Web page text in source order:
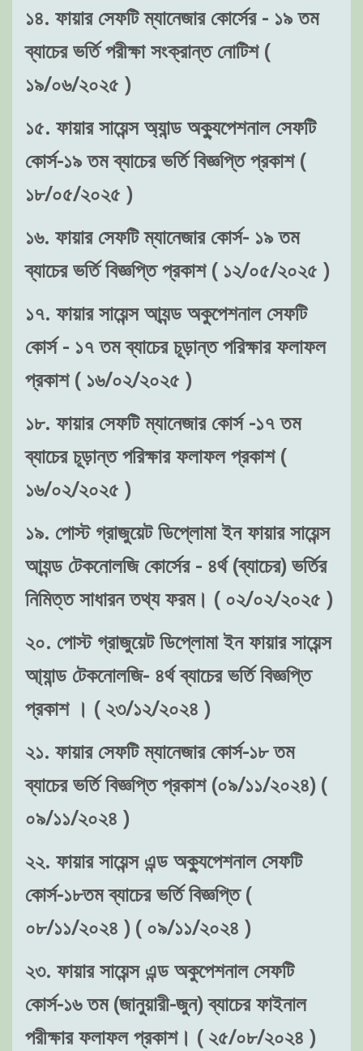
১৪. ফায়ার সেফটি ম্যানেজার কোর্সের - ১৯ তম
ব্যাচের ভর্তি পরীক্ষা সংক্রান্ত নোটিশ (
১৯/০৬/২০২৫ )
১৫. ফায়ার সায়েন্স অ্যান্ড অক্যুপেশনাল সেফটি
কোর্স-১৯ তম ব্যাচের ভর্তি বিজ্ঞপ্তি প্রকাশ (
১৮/০৫/২০২৫ )
১৬. ফায়ার সেফটি ম্যানেজার কোর্স- ১৯ তম
ব্যাচের ভর্তি বিজ্ঞপ্তি প্রকাশ ( ১২/০৫/২০২৫ )
১৭. ফায়ার সায়েন্স আ্যন্ড অকুপেশনাল সেফটি
কোর্স - ১৭ তম ব্যাচের চূড়ান্ত পরিক্ষার ফলাফল
প্রকাশ ( ১৬/০২/২০২৫ )
১৮. ফায়ার সেফটি ম্যানেজার কোর্স -১৭ তম
ব্যাচের চূড়ান্ত পরিক্ষার ফলাফল প্রকাশ (
১৬/০২/২০২৫ )
১৯. পোস্ট গ্রাজুয়েট ডিপ্লোমা ইন ফায়ার সায়েন্স
আ্যন্ড টেকনোলজি কোর্সের - ৪র্থ (ব্যাচের) ভর্তির
নিমিত্ত সাধারন তথ্য ফরম। ( ০২/০২/২০২৫ )
২০. পোস্ট গ্রাজুয়েট ডিপ্লোমা ইন ফায়ার সায়েন্স
আ্যান্ড টেকনোলজি- ৪র্থ ব্যাচের ভর্তি বিজ্ঞপ্তি
প্রকাশ । ( ২৩/১২/২০২৪ )
২১. ফায়ার সেফটি ম্যানেজার কোর্স-১৮ তম
ব্যাচের ভর্তি বিজ্ঞপ্তি প্রকাশ (০৯/১১/২০২৪) (
০৯/১১/২০২৪ )
২২. ফায়ার সায়েন্স এন্ড অক্যুপেশনাল সেফটি
কোর্স-১৮তম ব্যাচের ভর্তি বিজ্ঞপ্তি (
০৮/১১/২০২৪ ) ( ০৯/১১/২০২৪ )
২৩. ফায়ার সায়েন্স এন্ড অকুপেশনাল সেফটি
কোর্স-১৬ তম (জানুয়ারী-জুন) ব্যাচের ফাইনাল
পরীক্ষার ফলাফল প্রকাশ। ( ২৫/০৮/২০২৪ )